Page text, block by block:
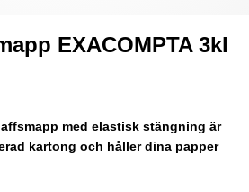
EXACOMPTA 3kl
med elastisk stängning är
kartong och håller dina papper